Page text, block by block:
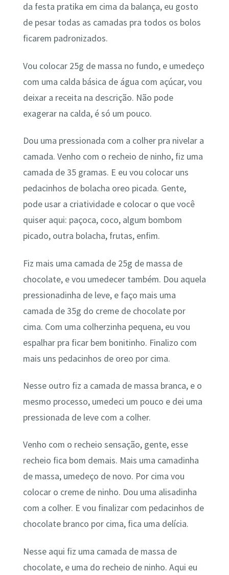
da festa pratika em cima da balança, eu gosto
de pesar todas as camadas pra todos os bolos
ficarem padronizados.
Vou colocar 25g de massa no fundo, e umedeço
com uma calda básica de água com açúcar, vou
deixar a receita na descrição. Não pode
exagerar na calda, é só um pouco.
Dou uma pressionada com a colher pra nivelar a
camada. Venho com o recheio de ninho, fiz uma
camada de 35 gramas. E eu vou colocar uns
pedacinhos de bolacha oreo picada. Gente,
pode usar a criatividade e colocar o que você
quiser aqui: paçoca, coco, algum bombom
picado, outra bolacha, frutas, enfim.
Fiz mais uma camada de 25g de massa de
chocolate, e vou umedecer também. Dou aquela
pressionadinha de leve, e faço mais uma
camada de 35g do creme de chocolate por
cima. Com uma colherzinha pequena, eu vou
espalhar pra ficar bem bonitinho. Finalizo com
mais uns pedacinhos de oreo por cima.
Nesse outro fiz a camada de massa branca, e o
mesmo processo, umedeci um pouco e dei uma
pressionada de leve com a colher.
Venho com o recheio sensação, gente, esse
recheio fica bom demais. Mais uma camadinha
de massa, umedeço de novo. Por cima vou
colocar o creme de ninho. Dou uma alisadinha
com a colher. E vou finalizar com pedacinhos de
chocolate branco por cima, fica uma delícia.
Nesse aqui fiz uma camada de massa de
chocolate, e uma do recheio de ninho. Aqui eu